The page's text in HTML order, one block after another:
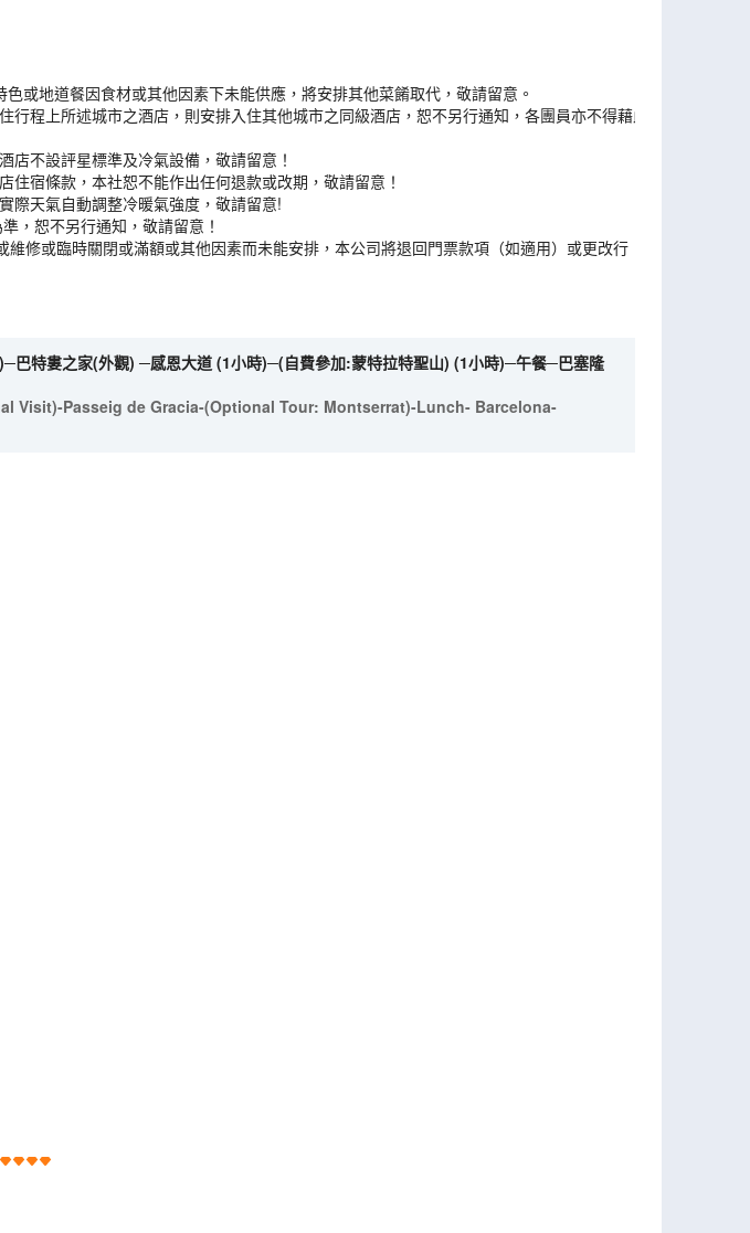
或地道餐因食材或其他因素下未能供應，將安排其他菜餚取代，敬請留意。
程上所述城市之酒店，則安排入住其他城市之同級酒店，恕不另行通知，各團員亦不得藉此
店不設評星標準及冷氣設備，敬請留意！
宿條款，本社恕不能作出任何退款或改期，敬請留意！
際天氣自動調整冷暖氣強度，敬請留意!
，恕不另行通知，敬請留意！
修或臨時關閉或滿額或其他因素而未能安排，本公司將退回門票款項（如適用）或更改行
巴特婁之家(外觀) ─感恩大道 (1小時)─(自費參加:蒙特拉特聖山) (1小時)─午餐─巴塞隆
Visit)-Passeig de Gracia-(Optional Tour: Montserrat)-Lunch- Barcelona-